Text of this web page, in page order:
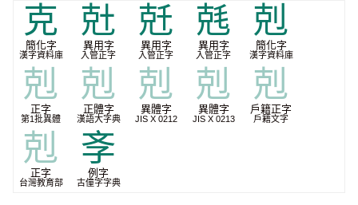
克
簡化字
漢字資料庫
兙
異用字
入管正字
兛
異用字
入管正字
兞
異用字
入管正字
剋
簡化字
漢字資料庫
剋
正字
第1批異體
剋
正體字
漢語大字典
剋
異體字
JIS X 0212
剋
異體字
JIS X 0213
剋
戶籍正字
戶籍文字
剋
正字
台灣教育部
斈
例字
古僮字字典